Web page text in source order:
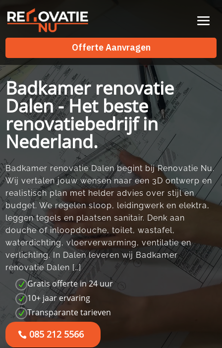
Offerte Aanvragen
Offerte Aanvragen
Badkamer renovatie
Dalen - Het beste
renovatiebedrijf in
Nederland.
Badkamer renovatie Dalen begint bij Renovatie Nu.
Wij vertalen jouw wensen naar een 3D ontwerp en
realistisch plan met helder advies over stijl en
budget. We regelen sloop, leidingwerk en elektra,
leggen tegels en plaatsen sanitair. Denk aan
douche of inloopdouche, toilet, wastafel,
waterdichting, vloerverwarming, ventilatie en
verlichting. In Dalen leveren wij Badkamer
renovatie Dalen […]
N Gratis offerte in 24 uur
N 10+ jaar ervaring
N Transparante tarieven
085 212 5566